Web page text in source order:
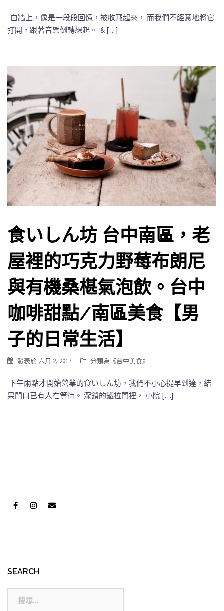
白牆上，像是一段段回憶，被收藏起來， 而我們不經意地將它
打開，跟著音樂倒轉想起。 & […]
食いしん坊 台中南區，老
屋裡的巧克力野莓布朗尼
與有機桑椹氣泡飲。台中
咖啡甜點/南區美食【男
子的日常生活】
發表於六月 2, 2017 分類為《台中美食》
下午兩點才開始營業的食いしん坊，我們不小心提早到達，結
果門口已有人在等待。 深鎖的鐵拉門裡， 小院 […]
SEARCH